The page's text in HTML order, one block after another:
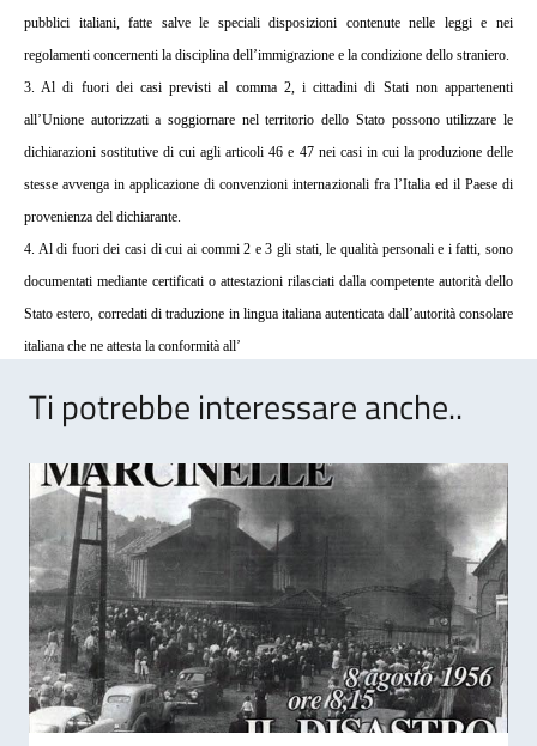
pubblici italiani, fatte salve le speciali disposizioni contenute nelle leggi e nei
regolamenti concernenti la disciplina dell’immigrazione e la condizione dello straniero.
3. Al di fuori dei casi previsti al comma 2, i cittadini di Stati non appartenenti
all’Unione autorizzati a soggiornare nel territorio dello Stato possono utilizzare le
dichiarazioni sostitutive di cui agli articoli 46 e 47 nei casi in cui la produzione delle
stesse avvenga in applicazione di convenzioni internazionali fra l’Italia ed il Paese di
provenienza del dichiarante.
4. Al di fuori dei casi di cui ai commi 2 e 3 gli stati, le qualità personali e i fatti, sono
documentati mediante certificati o attestazioni rilasciati dalla competente autorità dello
Stato estero, corredati di traduzione in lingua italiana autenticata dall’autorità consolare
italiana che ne attesta la conformità all’
Ti potrebbe interessare anche..